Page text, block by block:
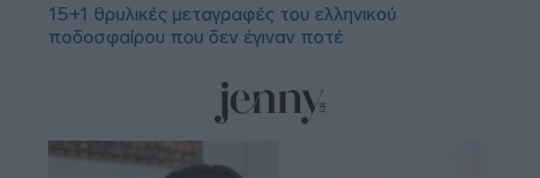
15+1 θρυλικές μεταγραφές του ελληνικού
ποδοσφαίρου που δεν έγιναν ποτέ